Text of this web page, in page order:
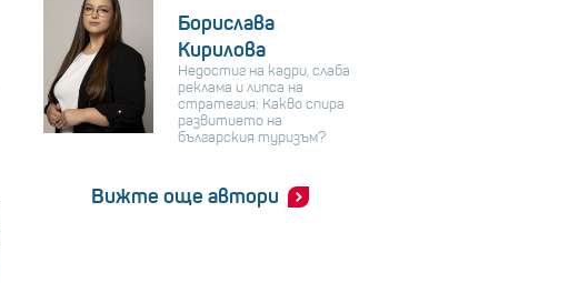
Борислава
Кирилова
Недостиг на кадри, слаба
реклама и липса на
стратегия: Какво спира
развитието на
българския туризъм?
Вижте още автори